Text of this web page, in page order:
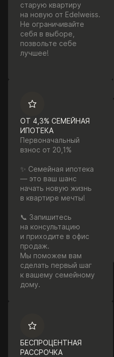
старую квартиру
на новую от Edelweiss.
Не ограничивайте
себя в выборе,
позвольте себе
лучшее!
ОТ 4,3% СЕМЕЙНАЯ
ИПОТЕКА
Первоначальный
взнос от 20,1%
✨ Семейная ипотека
— это ваш шанс
начать новую жизнь
в квартире мечты!
📞 Запишитесь
на консультацию
и приходите в офис
продаж.
Мы поможем вам
сделать первый шаг
к вашему семейному
дому.
БЕСПРОЦЕНТНАЯ
РАССРОЧКА